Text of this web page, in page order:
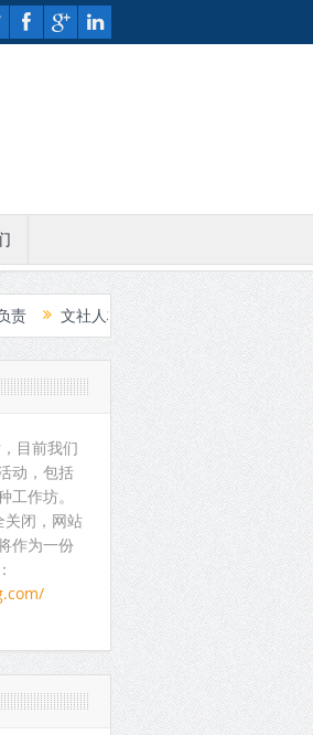
人权教育中心无限期关闭公告 中国支持
目前我们
动，包括
作坊。
闭，网站
作为一份